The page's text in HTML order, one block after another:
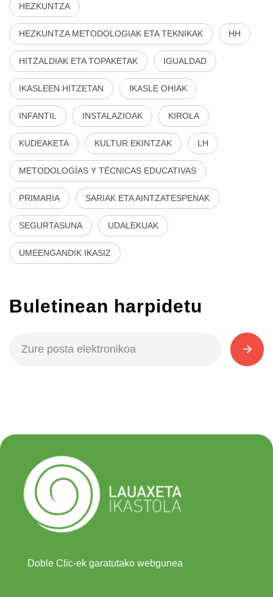
HEZKUNTZA
HEZKUNTZA METODOLOGIAK ETA TEKNIKAK HH
HITZALDIAK ETA TOPAKETAK IGUALDAD
IKASLEEN HITZETAN IKASLE OHIAK
INFANTIL INSTALAZIOAK KIROLA
KUDEAKETA KULTUR EKINTZAK LH
METODOLOGÍAS Y TÉCNICAS EDUCATIVAS
PRIMARIA SARIAK ETA AINTZATESPENAK
SEGURTASUNA UDALEKUAK
UMEENGANDIK IKASIZ
Buletinean harpidetu
Doble Clic-ek garatutako webgunea